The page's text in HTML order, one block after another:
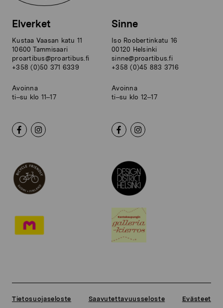
Elverket
Kustaa Vaasan katu 11
10600 Tammisaari
proartibus@proartibus.fi
+358 (0)50 371 6339
Avoinna
ti–su klo 11–17
Sinne
Iso Roobertinkatu 16
00120 Helsinki
sinne@proartibus.fi
+358 (0)45 883 3716
Avoinna
ti–su klo 12–17
Tietosuojaseloste Saavutettavuusseloste Evästeet